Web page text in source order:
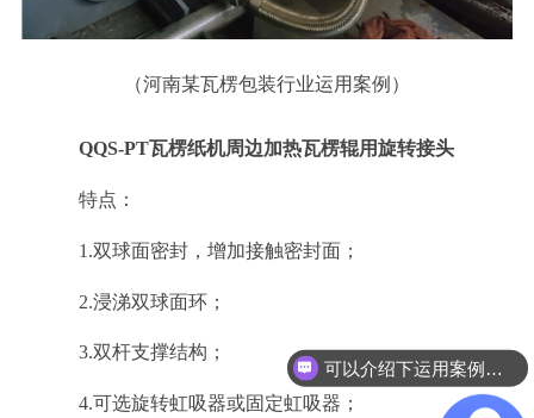
（河南某瓦楞包装行业运用案例 ）
QQS-PT瓦楞纸机周边加热瓦楞辊用旋转接头
特点：
1.双球面密封，增加接触密封面；
2.浸涕双球面环；
3.双杆支撑结构；
4.可选旋转虹吸器或固定虹吸器；